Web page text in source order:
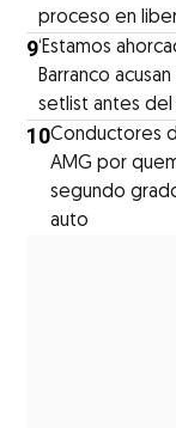
proceso en
9‘Estamos
Barranco
setlist antes
10Conductores
AMG por
segundo
auto